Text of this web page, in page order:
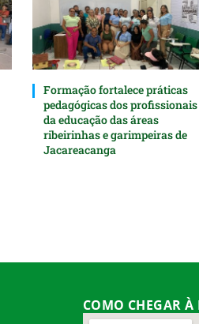
Formação fortalece práticas
pedagógicas dos profissionais
da educação das áreas
ribeirinhas e garimpeiras de
Jacareacanga
COMO CHEGAR À